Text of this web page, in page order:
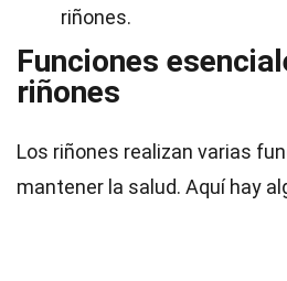
riñones.
Funciones
riñones
Los riñones realizan varias
mantener la salud. Aquí hay